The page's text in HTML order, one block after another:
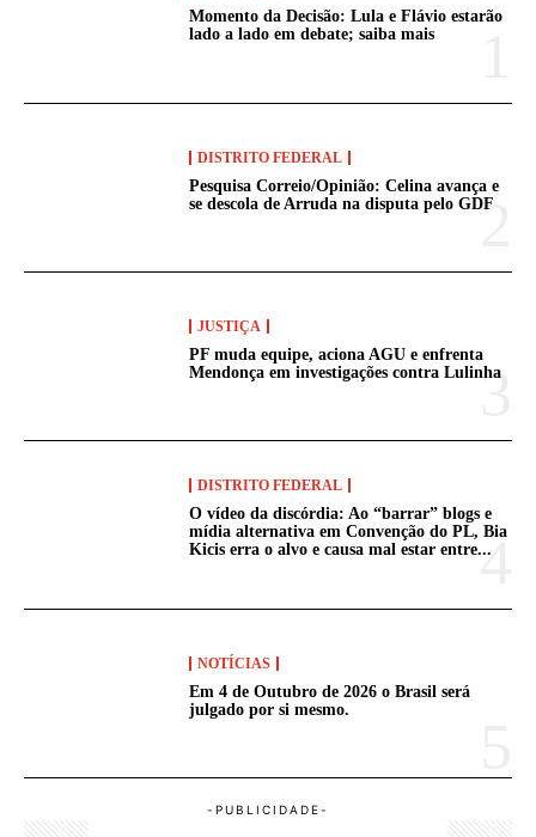
Momento da Decisão: Lula e Flávio estarão
lado a lado em debate; saiba mais
DISTRITO FEDERAL
Pesquisa Correio/Opinião: Celina avança e
se descola de Arruda na disputa pelo GDF
JUSTIÇA
PF muda equipe, aciona AGU e enfrenta
Mendonça em investigações contra Lulinha
DISTRITO FEDERAL
O vídeo da discórdia: Ao “barrar” blogs e
mídia alternativa em Convenção do PL, Bia
Kicis erra o alvo e causa mal estar entre...
NOTÍCIAS
Em 4 de Outubro de 2026 o Brasil será
julgado por si mesmo.